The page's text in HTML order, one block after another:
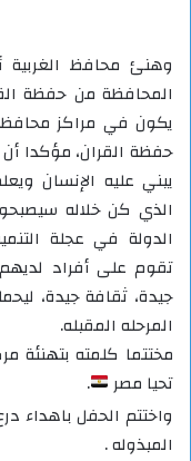
وهنئ محافظ الغربية
المحافظة من حفظة
يكون في مراكز
حفظة القران، مؤكدا
يبني عليه الإنسان
الذي كن خلاله
الدولة في عجلة
تقوم على أفراد
جيدة، ثقافة جيدة،
المرحله المقبله.
مختتما كلمته بتهنئة
تحيا مصر
.
واختتم الحفل باهداء
المبذوله .